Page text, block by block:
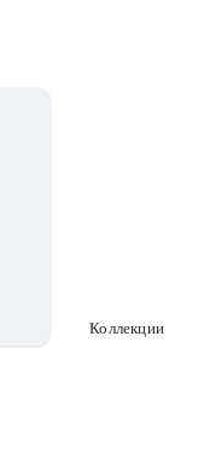
Коллекции